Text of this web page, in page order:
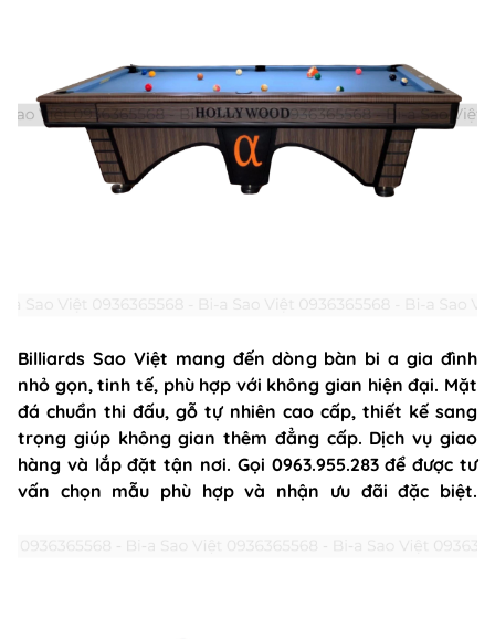
Billiards Sao Việt mang đến dòng bàn bi a gia đình
nhỏ gọn, tinh tế, phù hợp với không gian hiện đại. Mặt
đá chuẩn thi đấu, gỗ tự nhiên cao cấp, thiết kế sang
trọng giúp không gian thêm đẳng cấp. Dịch vụ giao
hàng và lắp đặt tận nơi. Gọi 0963.955.283 để được tư
vấn chọn mẫu phù hợp và nhận ưu đãi đặc biệt.